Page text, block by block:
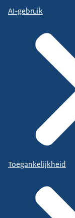
AI-gebruik
Toegankelijkheid